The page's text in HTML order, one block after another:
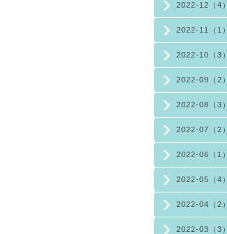
2022-12（4）
2022-11（1）
2022-10（3）
2022-09（2）
2022-08（3）
2022-07（2）
2022-06（1）
2022-05（4）
2022-04（2）
2022-03（3）